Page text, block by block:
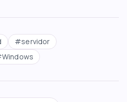
#servidor
Windows